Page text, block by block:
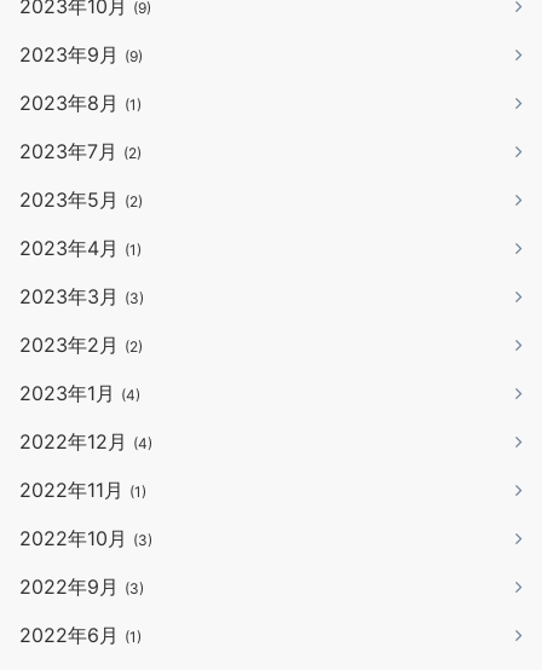
2023年10月 (9)
2023年9月 (9)
2023年8月 (1)
2023年7月 (2)
2023年5月 (2)
2023年4月 (1)
2023年3月 (3)
2023年2月 (2)
2023年1月 (4)
2022年12月 (4)
2022年11月 (1)
2022年10月 (3)
2022年9月 (3)
2022年6月 (1)